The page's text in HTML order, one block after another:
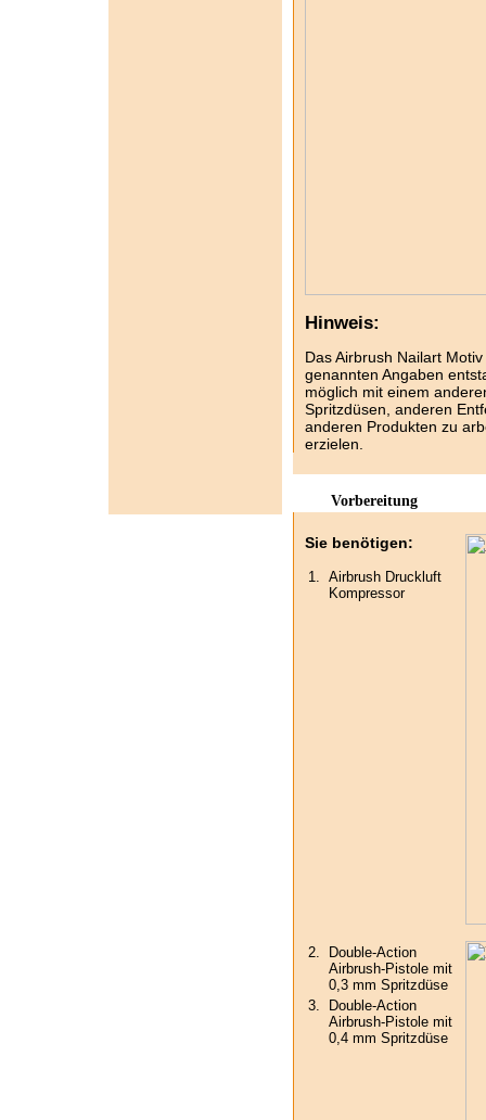
Hinweis:
Das Airbrush Nailart
genannten Angaben
möglich mit einem
Spritzdüsen, anderen
anderen Produkten zu
erzielen.
Vorbereitung
Sie benötigen:
1. Airbrush Druckluft
Kompressor
2.
Double-Action
Airbrush-Pistole mit
0,3 mm Spritzdüse
3.
Double-Action
Airbrush-Pistole mit
0,4 mm Spritzdüse